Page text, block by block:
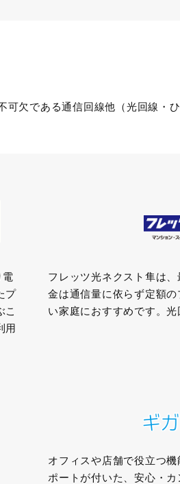
欠である通信回線他（光回線・
プ
こ
用
フレッツ光ネクスト隼は
金は通信量に依らず定額
い家庭におすすめです。
オフィスや店舗で役立つ
ポートが付いた、安心・